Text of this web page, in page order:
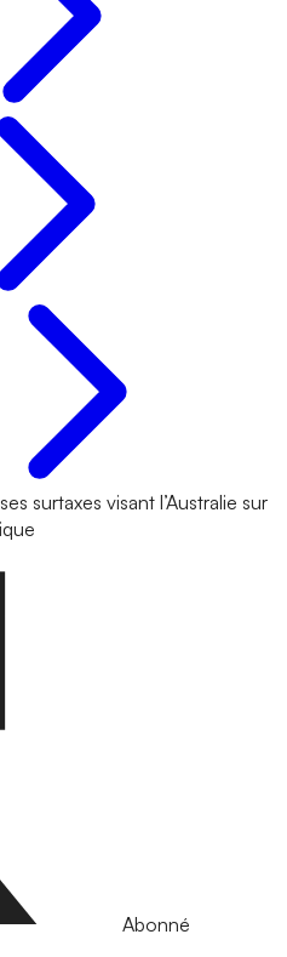
surtaxes visant l’Australie sur
Abonné